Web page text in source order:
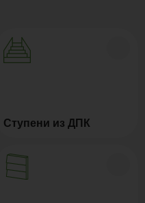
Ступени из ДПК